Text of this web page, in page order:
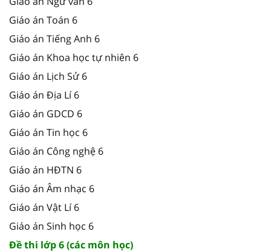
Giáo án Toán 6
Giáo án Tiếng Anh 6
Giáo án Khoa học tự nhiên 6
Giáo án Lịch Sử 6
Giáo án Địa Lí 6
Giáo án GDCD 6
Giáo án Tin học 6
Giáo án Công nghệ 6
Giáo án HĐTN 6
Giáo án Âm nhạc 6
Giáo án Vật Lí 6
Giáo án Sinh học 6
Đề thi lớp 6 (các môn học)